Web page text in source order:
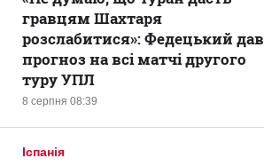
8 серпня 08:39
гравцям Шахтаря
розслабитися»: Федецький дав
прогноз на всі матчі другого
туру УПЛ
Іспанія